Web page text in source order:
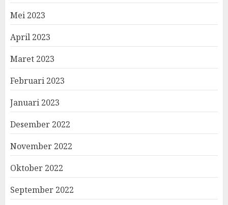
Mei 2023
April 2023
Maret 2023
Februari 2023
Januari 2023
Desember 2022
November 2022
Oktober 2022
September 2022